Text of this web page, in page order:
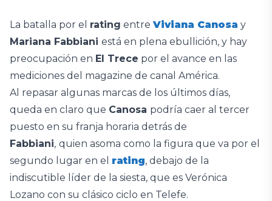
La batalla por el rating entre Viviana Canosa y
Mariana Fabbiani está en plena ebullición, y hay
preocupación en El Trece por el avance en las
mediciones del magazine de canal América.
Al repasar algunas marcas de los últimos días,
queda en claro que Canosa podría caer al tercer
puesto en su franja horaria detrás de
Fabbiani, quien asoma como la figura que va por el
segundo lugar en el rating, debajo de la
indiscutible líder de la siesta, que es Verónica
Lozano con su clásico ciclo en Telefe.